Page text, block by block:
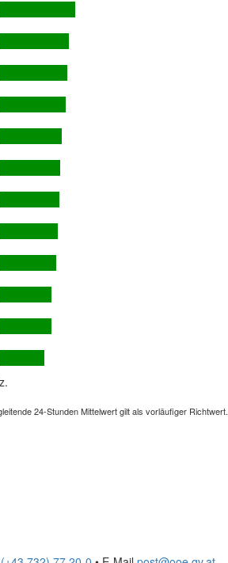
24-Stunden Mittelwert gilt als vorläufiger Richtwert.